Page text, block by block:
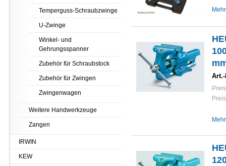
Art.-
Temperguss-Schraubzwinge
U-Zwinge
Winkel- und
Gehrungsspanner
Zubehör für Schraubstock
Zubehör für Zwingen
Zwingenwagen
Weitere Handwerkzeuge
Zangen
IRWIN
KEW